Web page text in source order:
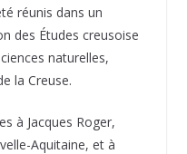
réunis dans un
des Études creusoise
naturelles,
la Creuse.
à Jacques Roger,
Aquitaine, et à